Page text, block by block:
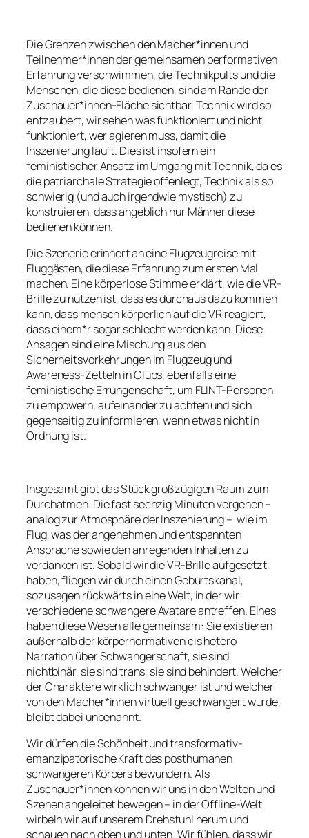
Die Grenzen zwischen den Macher*innen und
Teilnehmer*innen der gemeinsamen performativen
Erfahrung verschwimmen, die Technikpults und die
Menschen, die diese bedienen, sind am Rande der
Zuschauer*innen-Fläche sichtbar. Technik wird so
entzaubert, wir sehen was funktioniert und nicht
funktioniert, wer agieren muss, damit die
Inszenierung läuft. Dies ist insofern ein
feministischer Ansatz im Umgang mit Technik, da es
die patriarchale Strategie offenlegt, Technik als so
schwierig (und auch irgendwie mystisch) zu
konstruieren, dass angeblich nur Männer diese
bedienen können.
Die Szenerie erinnert an eine Flugzeugreise mit
Fluggästen, die diese Erfahrung zum ersten Mal
machen. Eine körperlose Stimme erklärt, wie die VR-
Brille zu nutzen ist, dass es durchaus dazu kommen
kann, dass mensch körperlich auf die VR reagiert,
dass einem*r sogar schlecht werden kann. Diese
Ansagen sind eine Mischung aus den
Sicherheitsvorkehrungen im Flugzeug und
Awareness-Zetteln in Clubs, ebenfalls eine
feministische Errungenschaft, um FLINT-Personen
zu empowern, aufeinander zu achten und sich
gegenseitig zu informieren, wenn etwas nicht in
Ordnung ist.
Insgesamt gibt das Stück großzügigen Raum zum
Durchatmen. Die fast sechzig Minuten vergehen –
analog zur Atmosphäre der Inszenierung – wie im
Flug, was der angenehmen und entspannten
Ansprache sowie den anregenden Inhalten zu
verdanken ist. Sobald wir die VR-Brille aufgesetzt
haben, fliegen wir durch einen Geburtskanal,
sozusagen rückwärts in eine Welt, in der wir
verschiedene schwangere Avatare antreffen. Eines
haben diese Wesen alle gemeinsam: Sie existieren
außerhalb der körpernormativen cis hetero
Narration über Schwangerschaft, sie sind
nichtbinär, sie sind trans, sie sind behindert. Welcher
der Charaktere wirklich schwanger ist und welcher
von den Macher*innen virtuell geschwängert wurde,
bleibt dabei unbenannt.
Wir dürfen die Schönheit und transformativ-
emanzipatorische Kraft des posthumanen
schwangeren Körpers bewundern. Als
Zuschauer*innen können wir uns in den Welten und
Szenen angeleitet bewegen – in der Offline-Welt
wirbeln wir auf unserem Drehstuhl herum und
schauen nach oben und unten. Wir fühlen, dass wir